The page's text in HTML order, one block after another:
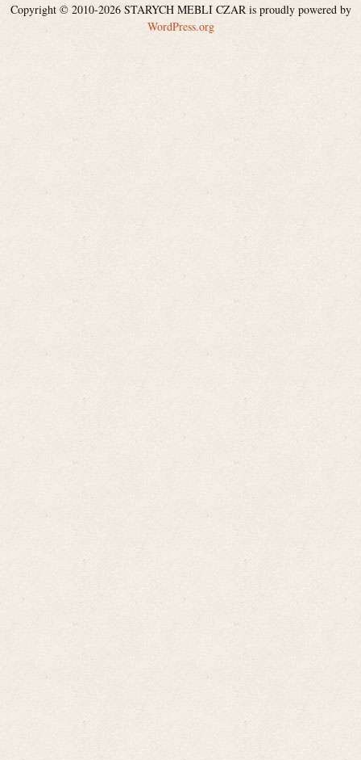
Copyright © 2010-2026 STARYCH MEBLI CZAR is proudly powered by
WordPress.org